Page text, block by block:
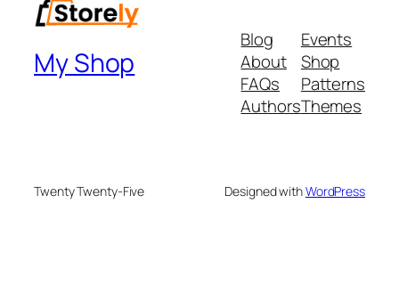
My Shop
Blog
About
FAQs
Authors
Events
Shop
Patterns
Themes
Twenty Twenty-Five Designed withWordPress